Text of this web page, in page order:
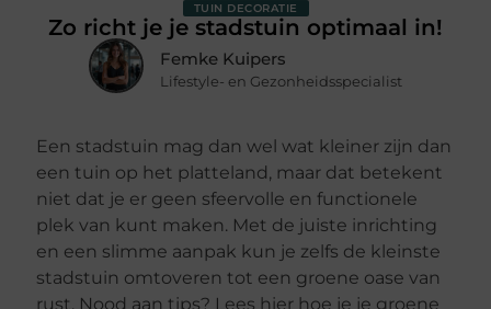
TUIN DECORATIE
Zo richt je je stadstuin optimaal in!
Femke Kuipers
Lifestyle- en Gezonheidsspecialist
Een stadstuin mag dan wel wat kleiner zijn dan
een tuin op het platteland, maar dat betekent
niet dat je er geen sfeervolle en functionele
plek van kunt maken. Met de juiste inrichting
en een slimme aanpak kun je zelfs de kleinste
stadstuin omtoveren tot een groene oase van
rust. Nood aan tips? Lees hier hoe je je groene